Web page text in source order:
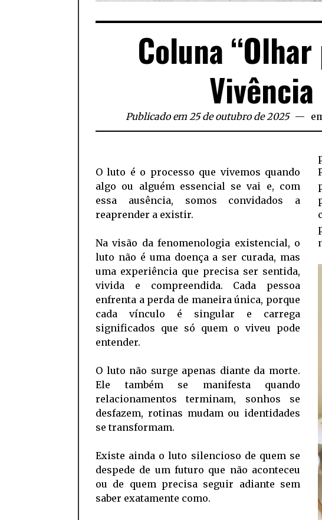
Coluna
Publicado em 25 de outubro de 2025
O luto é o processo que vivemos quando
algo ou alguém essencial se vai e, com
essa ausência, somos convidados a
reaprender a existir.
Na visão da fenomenologia existencial, o
luto não é uma doença a ser curada, mas
uma experiência que precisa ser sentida,
vivida e compreendida. Cada pessoa
enfrenta a perda de maneira única, porque
cada vínculo é singular e carrega
significados que só quem o viveu pode
entender.
O luto não surge apenas diante da morte.
Ele também se manifesta quando
relacionamentos terminam, sonhos se
desfazem, rotinas mudam ou identidades
se transformam.
Existe ainda o luto silencioso de quem se
despede de um futuro que não aconteceu
ou de quem precisa seguir adiante sem
saber exatamente como.